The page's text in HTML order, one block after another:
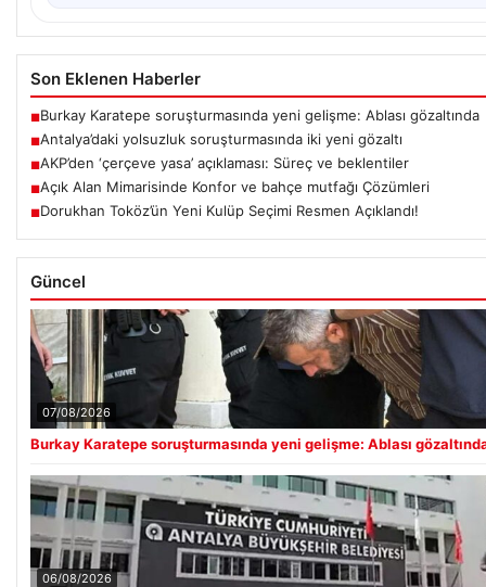
Son Eklenen Haberler
■Burkay Karatepe soruşturmasında yeni gelişme: Ablası gözaltında
■Antalya’daki yolsuzluk soruşturmasında iki yeni gözaltı
■AKP’den ‘çerçeve yasa’ açıklaması: Süreç ve beklentiler
■Açık Alan Mimarisinde Konfor ve bahçe mutfağı Çözümleri
■Dorukhan Toköz’ün Yeni Kulüp Seçimi Resmen Açıklandı!
Güncel
07/08/2026
Burkay Karatepe soruşturmasında yeni gelişme: Ablası
06/08/2026